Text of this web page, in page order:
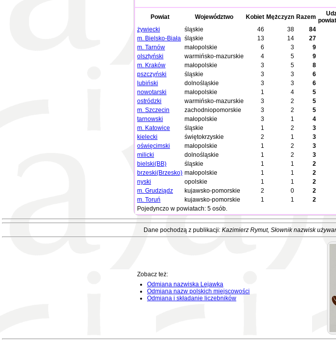
Powiat Województwo Kobiet Mężczyzn Razem
żywiecki
śląskie 46 38 84
m. Bielsko-Biała śląskie 13 14 27
m. Tarnów
małopolskie 6 3 9
olsztyński
warmińsko-mazurskie 4 5 9
m. Kraków
małopolskie 3 5 8
pszczyński
śląskie 3 3 6
lubiński
dolnośląskie 3 3 6
nowotarski
małopolskie 1 4 5
ostródzki
warmińsko-mazurskie 3 2 5
m. Szczecin
zachodniopomorskie 3 2 5
tarnowski
małopolskie 3 1 4
m. Katowice
śląskie 1 2 3
kielecki
świętokrzyskie 2 1 3
oświęcimski
małopolskie 1 2 3
milicki
dolnośląskie 1 2 3
bielski(BB)
śląskie 1 1 2
brzeski(Brzesko) małopolskie 1 1 2
nyski
opolskie 1 1 2
m. Grudziądz
kujawsko-pomorskie 2 0 2
m. Toruń
kujawsko-pomorskie 1 1 2
Pojedynczo w powiatach: 5 osób.
Dane pochodzą z publikacji: Kazimierz Rymut, Słownik nazwisk
Zobacz też:
Odmiana nazwiska Lejawka
Odmiana nazw polskich miejscowości
Odmiana i składanie liczebników